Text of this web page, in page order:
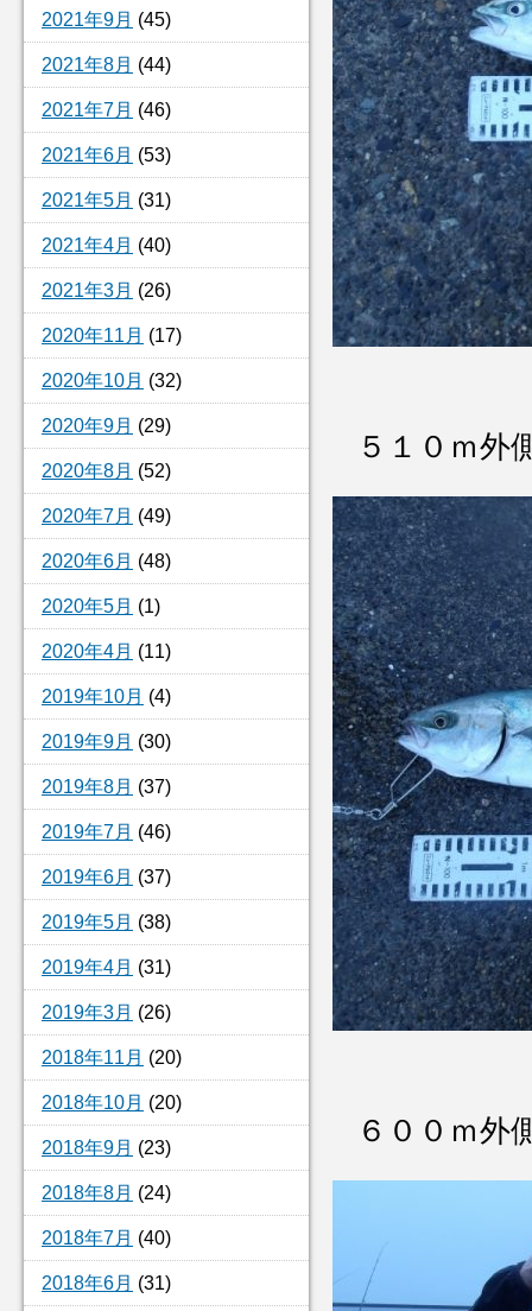
2021年9月 (45)
2021年8月 (44)
2021年7月 (46)
2021年6月 (53)
2021年5月 (31)
2021年4月 (40)
2021年3月 (26)
2020年11月 (17)
2020年10月 (32)
2020年9月 (29)
2020年8月 (52)
2020年7月 (49)
2020年6月 (48)
2020年5月 (1)
2020年4月 (11)
2019年10月 (4)
2019年9月 (30)
2019年8月 (37)
2019年7月 (46)
2019年6月 (37)
2019年5月 (38)
2019年4月 (31)
2019年3月 (26)
2018年11月 (20)
2018年10月 (20)
2018年9月 (23)
2018年8月 (24)
2018年7月 (40)
2018年6月 (31)
５１０ｍ
６００ｍ